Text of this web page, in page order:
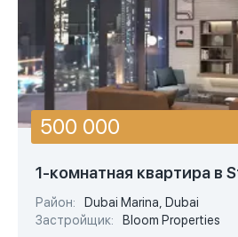
площадь меньше
площадь больше
1-комнатная квартира в
Район:
Dubai Marina, Dubai
Застройщик:
Bloom Properties
500 000